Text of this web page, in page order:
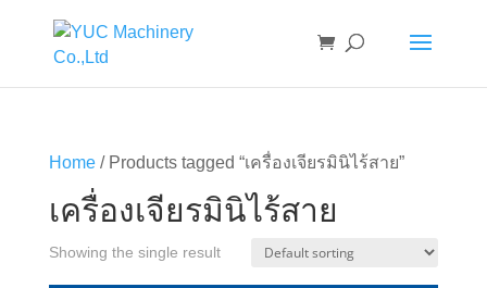
Home/ Products tagged “เครื่องเจียรมินิไร้สาย”
เครื่องเจียรมินิไร้สาย
Showing the single result